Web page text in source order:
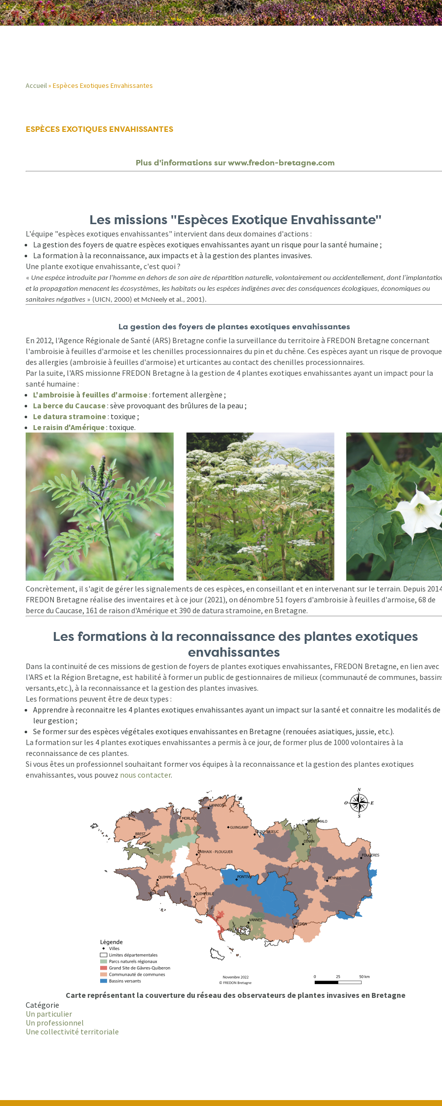
d'Ariane
Accueil Espèces Exotiques Envahissantes
ESPÈCES EXOTIQUES ENVAHISSANTES
Plus d'informations sur www.fredon-bretagne.com
Les missions "Espèces Exotique Envahissante"
L'équipe "espèces exotiques envahissantes" intervient dans deux domaines d'actions :
La gestion des foyers de quatre espèces exotiques envahissantes ayant un risque pour la santé humaine ;
La formation à la reconnaissance, aux impacts et à la gestion des plantes invasives.
Une plante exotique envahissante, c'est quoi ?
« Une espèce introduite par l’homme en dehors de son aire de répartition naturelle, volontairement ou accidentellement, dont
et la propagation menacent les écosystèmes, les habitats ou les espèces indigènes avec des conséquences écologiques, économiques ou
sanitaires négatives » (UICN, 2000) et McNeely et al., 2001).
La gestion des foyers de plantes exotiques envahissantes
En 2012, l'Agence Régionale de Santé (ARS) Bretagne confie la surveillance du territoire à FREDON Bretagne concernant
l'ambroisie à feuilles d'armoise et les chenilles processionnaires du pin et du chêne. Ces espèces ayant un risque de
des allergies (ambroisie à feuilles d'armoise) et urticantes au contact des chenilles processionnaires.
Par la suite, l'ARS missionne FREDON Bretagne à la gestion de 4 plantes exotiques envahissantes ayant un impact pour la
santé humaine :
L'ambroisie à feuilles d'armoise: fortement allergène ;
La berce du Caucase: sève provoquant des brûlures de la peau ;
Le datura stramoine: toxique ;
Le raisin d'Amérique: toxique.
Concrètement, il s'agit de gérer les signalements de ces espèces, en conseillant et en intervenant sur le terrain. Depuis
FREDON Bretagne réalise des inventaires et à ce jour (2021), on dénombre 51 foyers d'ambroisie à feuilles d'armoise, 68 de
berce du Caucase, 161 de raison d'Amérique et 390 de datura stramoine, en Bretagne.
Les formations à la reconnaissance des plantes exotiques
envahissantes
Dans la continuité de ces missions de gestion de foyers de plantes exotiques envahissantes, FREDON Bretagne, en lien avec
l'ARS et la Région Bretagne, est habilité à former un public de gestionnaires de milieux (communauté de communes,
versants,etc.), à la reconnaissance et la gestion des plantes invasives.
Les formations peuvent être de deux types :
Apprendre à reconnaitre les 4 plantes exotiques envahissantes ayant un impact sur la santé et connaitre les modalités de
leur gestion ;
Se former sur des espèces végétales exotiques envahissantes en Bretagne (renouées asiatiques, jussie, etc.).
La formation sur les 4 plantes exotiques envahissantes a permis à ce jour, de former plus de 1000 volontaires à la
reconnaissance de ces plantes.
Si vous êtes un professionnel souhaitant former vos équipes à la reconnaissance et la gestion des plantes exotiques
envahissantes, vous pouvez nous contacter.
Carte représentant la couverture du réseau des observateurs de plantes invasives en Bretagne
Catégorie
Un particulier
Un professionnel
Une collectivité territoriale